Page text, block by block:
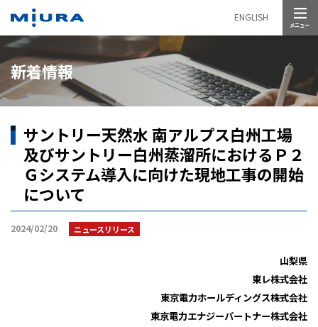
ENGLISH
新着情報
サントリー天然水 南アルプス白州工場
及びサントリー白州蒸溜所におけるＰ２
Ｇシステム導入に向けた現地工事の開始
について
2024/02/20 ニュースリリース
山梨県
東レ株式会社
東京電力ホールディングス株式会社
東京電力エナジーパートナー株式会社